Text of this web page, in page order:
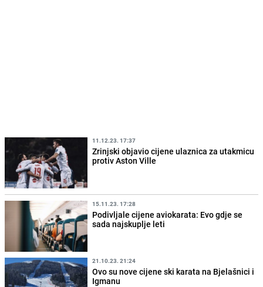
11.12.23. 17:37
Zrinjski objavio cijene ulaznica za utakmicu
protiv Aston Ville
15.11.23. 17:28
Podivljale cijene aviokarata: Evo gdje se
sada najskuplje leti
21.10.23. 21:24
Ovo su nove cijene ski karata na Bjelašnici i
Igmanu